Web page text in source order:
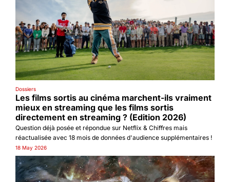
Dossiers
Les films sortis au cinéma marchent-ils vraiment
mieux en streaming que les films sortis
directement en streaming ? (Edition 2026)
Question déjà posée et répondue sur Netflix & Chiffres mais
réactualisée avec 18 mois de données d'audience supplémentaires !
18 May 2026